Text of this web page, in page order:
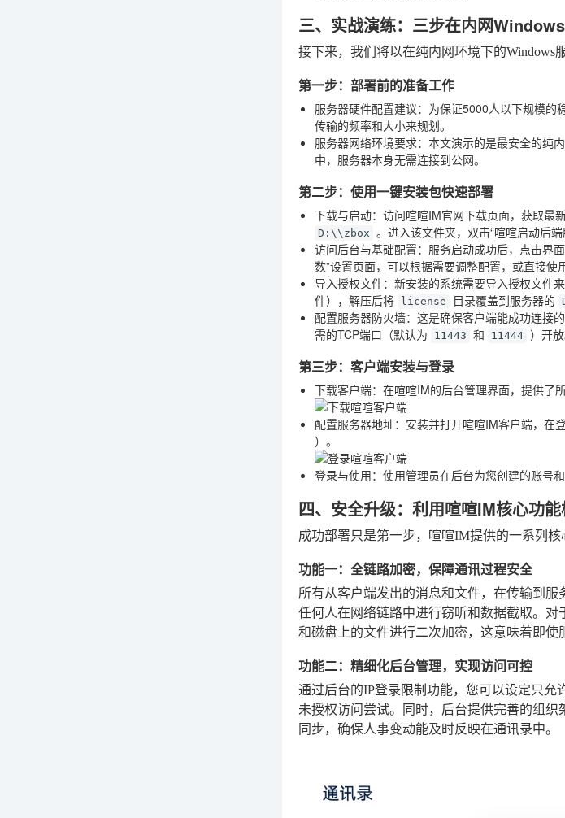
三、实战演练：三步在内网
接下来，我们将以在纯内网环境下的Windows
第一步：部署前的准备工作
服务器硬件配置建议：为保证5000人以下规模的
传输的频率和大小来规划。
服务器网络环境要求：本文演示的是最安全的纯
中，服务器本身无需连接到公网。
第二步：使用一键安装包快速部署
下载与启动：访问喧喧IM官网下载页面，获取最
D:\\zbox 。进入该文件夹，双击“喧喧启动后端
访问后台与基础配置：服务启动成功后，点击界
数”设置页面，可以根据需要调整配置，或直接使
导入授权文件：新安装的系统需要导入授权文件
件），解压后将
license 目录覆盖到服务器的
配置服务器防火墙：这是确保客户端能成功连接
需的TCP端口（默认为
11443 和 11444 ）开放
第三步：客户端安装与登录
下载客户端：在喧喧IM的后台管理界面，提供了
配置服务器地址：安装并打开喧喧IM客户端，在
）。
登录与使用：使用管理员在后台为您创建的账号
四、安全升级：利用喧喧IM核心功
成功部署只是第一步，喧喧IM提供的一系列
功能一：全链路加密，保障通讯过程安全
所有从客户端发出的消息和文件，在传输到
任何人在网络链路中进行窃听和数据截取。
和磁盘上的文件进行二次加密，这意味着即使
功能二：精细化后台管理，实现访问可控
通过后台的IP登录限制功能，您可以设定只
未授权访问尝试。同时，后台提供完善的组
同步，确保人事变动能及时反映在通讯录中。